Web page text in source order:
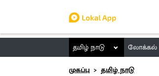
தமிழ் நாடு லோக்கல்
முகப்பு
தமிழ் நாடு